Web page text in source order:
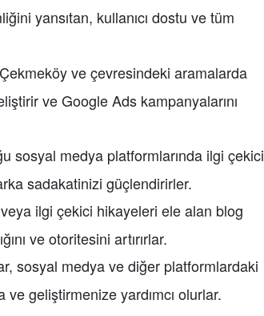
yansıtan, kullanıcı dostu ve tüm
Çekmeköy ve çevresindeki aramalarda
ve Google Ads kampanyalarını
sosyal medya platformlarında ilgi çekici
sadakatinizi güçlendirirler.
ilgi çekici hikayeleri ele alan blog
ve otoritesini artırırlar.
sosyal medya ve diğer platformlardaki
ve geliştirmenize yardımcı olurlar.